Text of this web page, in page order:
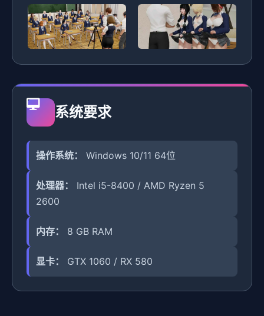
系统要求
操作系统： Windows 10/11 64位
处理器：
Intel i5-8400 / AMD Ryzen 5
2600
内存： 8 GB RAM
显卡： GTX 1060 / RX 580